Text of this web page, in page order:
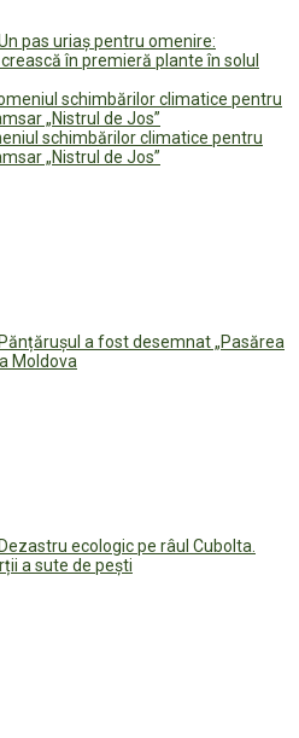
pas uriaș pentru omenire:
în premieră plante în solul
schimbărilor climatice pentru
„Nistrul de Jos”
Pănțărușul a fost desemnat „Pasărea
Moldova
Dezastru ecologic pe râul Cubolta.
a sute de pești